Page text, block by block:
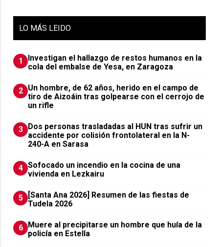
LO MÁS LEIDO
1
Investigan el hallazgo de restos humanos en la
cola del embalse de Yesa, en Zaragoza
2 Un hombre, de 62 años, herido en el campo de
tiro de Aizoáin tras golpearse con el cerrojo de
un rifle
3
​Dos personas trasladadas al HUN tras sufrir un
accidente por colisión frontolateral en la N-
240-A en Sarasa
4 Sofocado un incendio en la cocina de una
vivienda en Lezkairu
5
[Santa Ana 2026] Resumen de las fiestas de
Tudela 2026
6
Muere al precipitarse un hombre que huía de la
policía en Estella